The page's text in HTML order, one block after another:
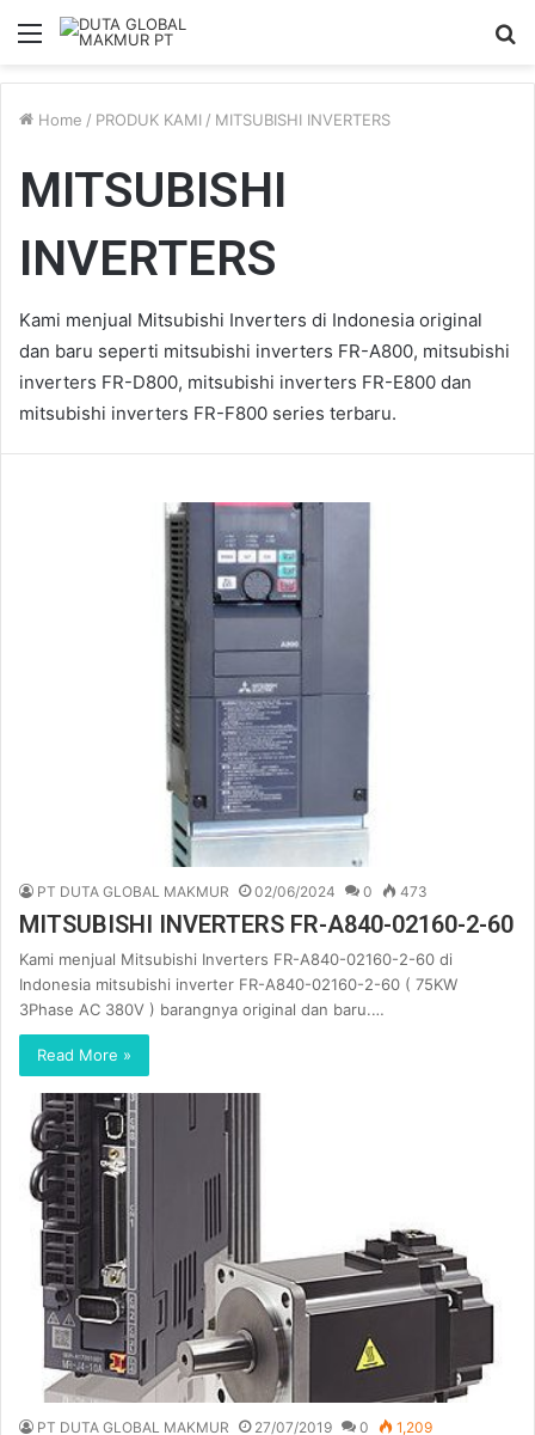
Menu
Home / PRODUK KAMI / MITSUBISHI INVERTERS
MITSUBISHI
INVERTERS
Kami menjual Mitsubishi Inverters di Indonesia original
dan baru seperti mitsubishi inverters FR-A800, mitsubishi
inverters FR-D800, mitsubishi inverters FR-E800 dan
mitsubishi inverters FR-F800 series terbaru.
PT DUTA GLOBAL MAKMUR 02/06/2024 0 473
MITSUBISHI INVERTERS FR-A840-02160-2-60
Kami menjual Mitsubishi Inverters FR-A840-02160-2-60 di
Indonesia mitsubishi inverter FR-A840-02160-2-60 ( 75KW
3Phase AC 380V ) barangnya original dan baru.…
Read More »
PT DUTA GLOBAL MAKMUR 27/07/2019 0 1,209